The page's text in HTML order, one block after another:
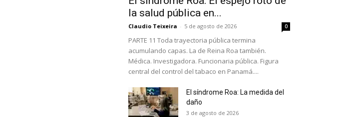
No te pierdas de las últimas
la salud pública en...
Claudio Teixeira - 5 de agosto de 2026 0
PARTE 11 Toda trayectoria pública termina
acumulando capas. La de Reina Roa también.
Médica. Investigadora. Funcionaria pública. Figura
central del control del tabaco en Panamá....
El síndrome Roa: La medida del
daño
3 de agosto de 2026